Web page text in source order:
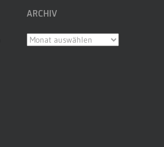
ARCHIV
Archiv